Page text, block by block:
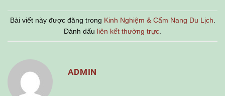
Bài viết này được đăng trong Kinh Nghiệm & Cẩm Nang Du Lịch
Đánh dấu liên kết thường trực
ADMIN